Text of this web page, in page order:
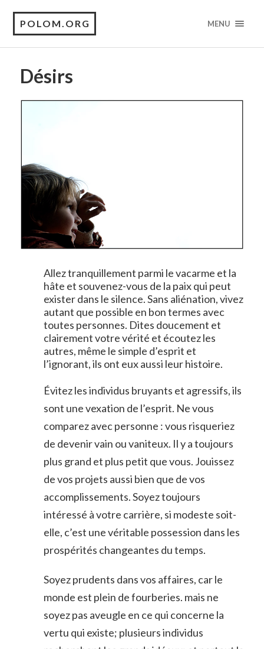
POLOM.ORG MENU
Désirs
Allez tranquillement parmi le vacarme et la
hâte et souvenez-vous de la paix qui peut
exister dans le silence. Sans aliénation, vivez
autant que possible en bon termes avec
toutes personnes. Dites doucement et
clairement votre vérité et écoutez les
autres, même le simple d’esprit et
l’ignorant, ils ont eux aussi leur histoire.
Évitez les individus bruyants et agressifs, ils
sont une vexation de l’esprit. Ne vous
comparez avec personne : vous risqueriez
de devenir vain ou vaniteux. Il y a toujours
plus grand et plus petit que vous. Jouissez
de vos projets aussi bien que de vos
accomplissements. Soyez toujours
intéressé à votre carrière, si modeste soit-
elle, c’est une véritable possession dans les
prospérités changeantes du temps.
Soyez prudents dans vos affaires, car le
monde est plein de fourberies. mais ne
soyez pas aveugle en ce qui concerne la
vertu qui existe; plusieurs individus